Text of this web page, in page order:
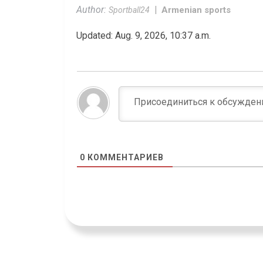
Author: Sportball24 Armenian sports
Updated: Aug. 9, 2026, 10:37 a.m.
0 КОММЕНТАРИЕВ